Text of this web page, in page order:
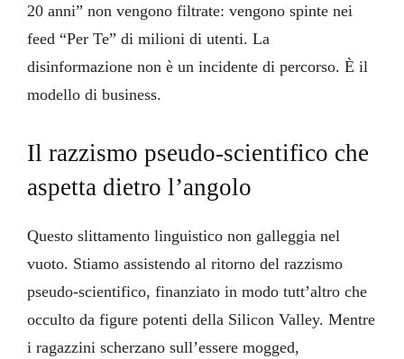
20 anni” non vengono filtrate: vengono spinte nei
feed “Per Te” di milioni di utenti. La
disinformazione non è un incidente di percorso. È il
modello di business.
Il razzismo pseudo-scientifico che
aspetta dietro l’angolo
Questo slittamento linguistico non galleggia nel
vuoto. Stiamo assistendo al ritorno del razzismo
pseudo-scientifico, finanziato in modo tutt’altro che
occulto da figure potenti della Silicon Valley. Mentre
i ragazzini scherzano sull’essere mogged,